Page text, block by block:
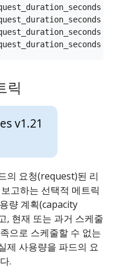
{
릭
v1.21
의 요청(request)된 리
고하는 선택적 메트릭
량 계획(capacity
, 현재 또는 과거 스케줄
으로 스케줄할 수 없는
제 사용량을 파드의 요
.